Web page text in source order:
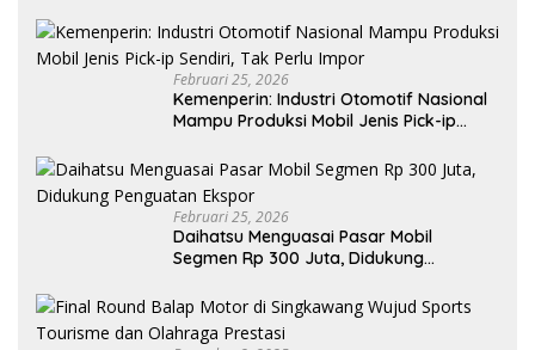
Februari 25, 2026
Kemenperin: Industri Otomotif Nasional
Mampu Produksi Mobil Jenis Pick-ip
Februari 25, 2026
Daihatsu Menguasai Pasar Mobil
Segmen Rp 300 Juta, Didukung